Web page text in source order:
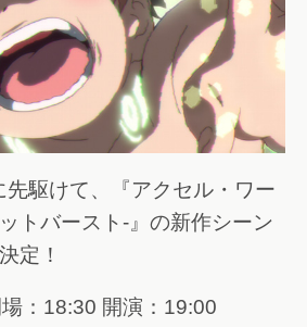
先駆けて、『アクセル・ワー
トバースト-』の新作シーン
定！
：18:30 開演：19:00